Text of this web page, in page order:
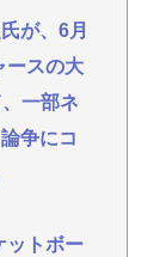
ルに公開処刑
笑顔の生前
「犬は大きい
が、6月
ースの大
一部ネ
争にコ
ットボー